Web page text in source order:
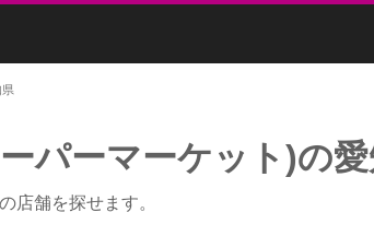
パーマーケット)の
店舗を探せます。